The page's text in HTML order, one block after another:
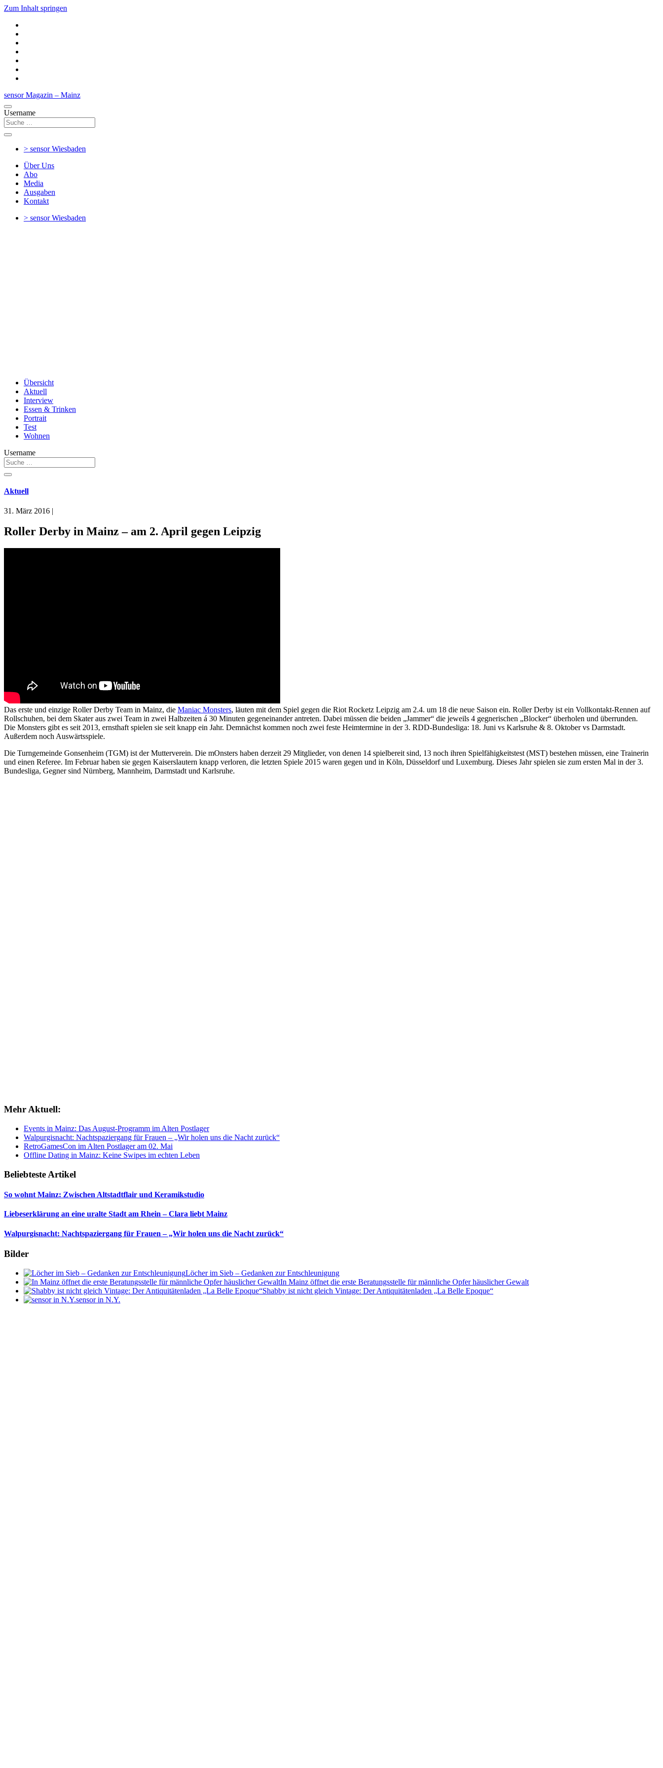
Zum Inhalt springen
sensor Magazin – Mainz
Username
> sensorWiesbaden
Über Uns
Abo
Media
Ausgaben
Kontakt
> sensorWiesbaden
Übersicht
Aktuell
Interview
Essen & Trinken
Portrait
Test
Wohnen
Username
Aktuell
31. März 2016 |
Roller Derby in Mainz – am 2. April gegen Leipzig
Das erste und einzige Roller Derby Team in Mainz, die Maniac Monsters, läuten mit dem Spiel gegen die Riot Rocketz Leipzig am 2.4. um 18 die neue Saison ein. Roller Derby ist ein Vollkontakt-Rennen auf
Rollschuhen, bei dem Skater aus zwei Team in zwei Halbzeiten á 30 Minuten gegeneinander antreten. Dabei müssen die beiden „Jammer“ die jeweils 4 gegnerischen „Blocker“ überholen und überrunden.
Die Monsters gibt es seit 2013, ernsthaft spielen sie seit knapp ein Jahr. Demnächst kommen noch zwei feste Heimtermine in der 3. RDD-Bundesliga: 18. Juni vs Karlsruhe & 8. Oktober vs Darmstadt.
Außerdem noch Auswärtsspiele.
Die Turngemeinde Gonsenheim (TGM) ist der Mutterverein. Die mOnsters haben derzeit 29 Mitglieder, von denen 14 spielbereit sind, 13 noch ihren Spielfähigkeitstest (MST) bestehen müssen, eine Trainerin
und einen Referee. Im Februar haben sie gegen Kaiserslautern knapp verloren, die letzten Spiele 2015 waren gegen und in Köln, Düsseldorf und Luxemburg. Dieses Jahr spielen sie zum ersten Mal in der 3.
Bundesliga, Gegner sind Nürnberg, Mannheim, Darmstadt und Karlsruhe.
Mehr Aktuell:
Events in Mainz: Das August-Programm im Alten Postlager
Walpurgisnacht: Nachtspaziergang für Frauen – „Wir holen uns die Nacht zurück“
RetroGamesCon im Alten Postlager am 02. Mai
Offline Dating in Mainz: Keine Swipes im echten Leben
Beliebteste Artikel
So wohnt Mainz: Zwischen Altstadtflair und Keramikstudio
Liebeserklärung an eine uralte Stadt am Rhein – Clara liebt Mainz
Walpurgisnacht: Nachtspaziergang für Frauen – „Wir holen uns die Nacht zurück“
Bilder
Löcher im Sieb – Gedanken zur Entschleunigung
In Mainz öffnet die erste Beratungsstelle für männliche Opfer häuslicher Gewalt
Shabby ist nicht gleich Vintage: Der Antiquitätenladen „La Belle Epoque“
sensor in N.Y.